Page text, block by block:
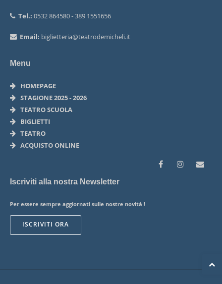
Tel.: 0532 864580 - 389 1551656
Email: biglietteria@teatrodemicheli.it
Menu
HOMEPAGE
STAGIONE 2025 - 2026
TEATRO SCUOLA
BIGLIETTI
TEATRO
ACQUISTO ONLINE
Iscriviti alla nostra Newsletter
Per essere sempre aggiornati sulle nostre novità !
ISCRIVITI ORA